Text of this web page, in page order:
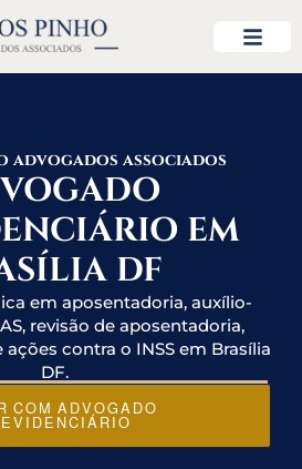
advogados associados
EM
DF
em aposentadoria, auxílio-
revisão de aposentadoria,
contra o INSS em Brasília
DF.
COM ADVOGADO